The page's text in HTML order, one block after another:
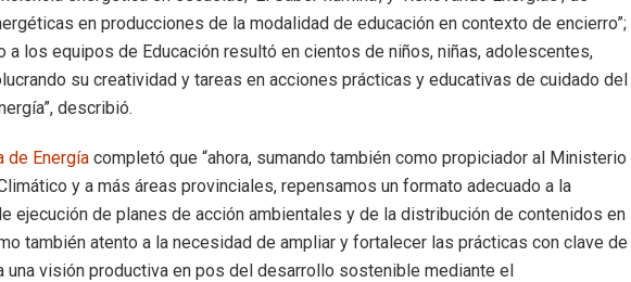
en producciones de la modalidad de educación en contexto de encierro”;
a los equipos de Educación resultó en cientos de niños, niñas, adolescentes,
su creatividad y tareas en acciones prácticas y educativas de cuidado del
describió.
de Energía completó que “ahora, sumando también como propiciador al Ministerio
y a más áreas provinciales, repensamos un formato adecuado a la
ejecución de planes de acción ambientales y de la distribución de contenidos en
también atento a la necesidad de ampliar y fortalecer las prácticas con clave de
una visión productiva en pos del desarrollo sostenible mediante el